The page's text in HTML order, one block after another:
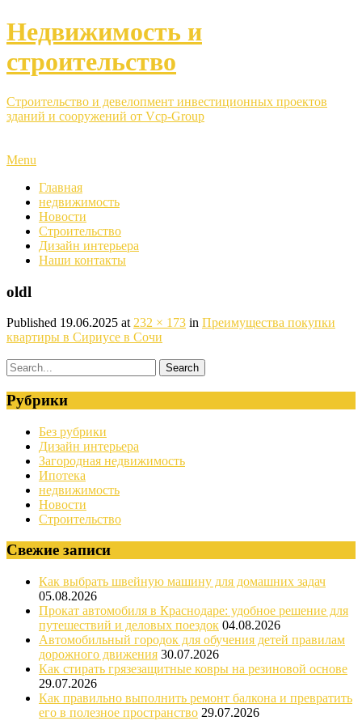
Недвижимость и
строительство
Строительство и девелопмент инвестиционных проектов
зданий и сооружений от Vcp-Group
Menu
Главная
недвижимость
Новости
Строительство
Дизайн интерьера
Наши контакты
oldl
Published 19.06.2025 at 232 × 173 in Преимущества покупки
квартиры в Сириусе в Сочи
Рубрики
Без рубрики
Дизайн интерьера
Загородная недвижимость
Ипотека
недвижимость
Новости
Строительство
Свежие записи
Как выбрать швейную машину для домашних задач
05.08.2026
Прокат автомобиля в Краснодаре: удобное решение для
путешествий и деловых поездок 04.08.2026
Автомобильный городок для обучения детей правилам
дорожного движения 30.07.2026
Как стирать грязезащитные ковры на резиновой основе
29.07.2026
Как правильно выполнить ремонт балкона и превратить
его в полезное пространство 29.07.2026